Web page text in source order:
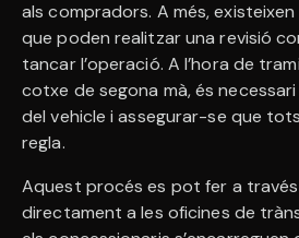
als compradors. A més,
que poden realitzar una revisió
tancar l’operació. A l’hora de
cotxe de segona mà, és
del vehicle i assegurar-se que
regla.
Aquest procés es pot fer a
directament a les oficines de